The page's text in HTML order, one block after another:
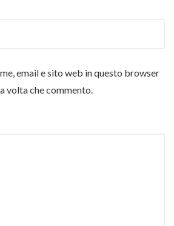
email e sito web in questo browser
volta che commento.